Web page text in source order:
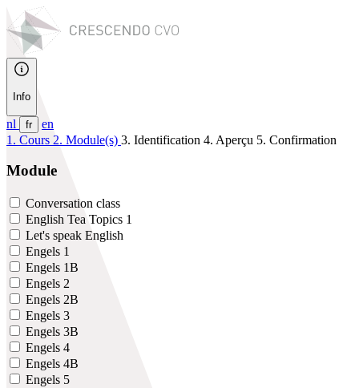
Info
nl fr
en
1. Cours 2. Module(s) 3. Identification 4. Aperçu 5. Confirmation
Module
Conversation class
English Tea Topics 1
Let's speak English
Engels 1
Engels 1B
Engels 2
Engels 2B
Engels 3
Engels 3B
Engels 4
Engels 4B
Engels 5